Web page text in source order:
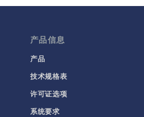
多孔介质流动
流体流动颗粒跟踪
电磁学
RF 与微波工程
低频电磁学
产品信息
产品
技术规格表
许可证选项
系统要求